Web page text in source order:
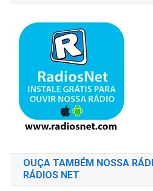
OUÇA TAMBÉM NOSSA
RÁDIOS NET